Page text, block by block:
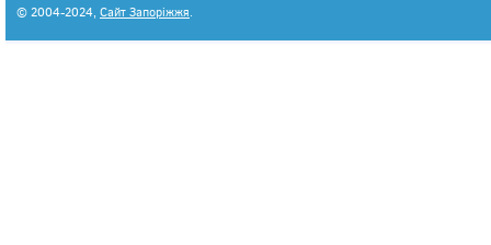
© 2004-2024, Сайт Запоріжжя.